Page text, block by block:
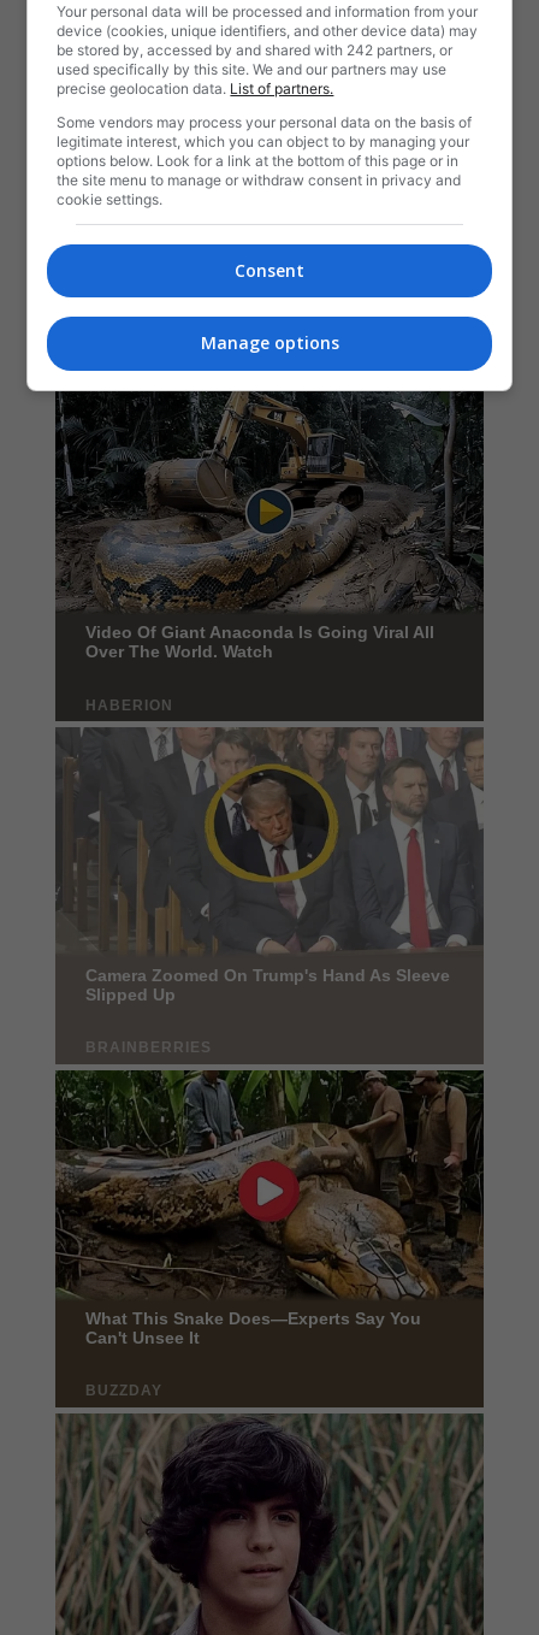
Your personal data will be processed and information from your
device (cookies, unique identifiers, and other device data) may
be stored by, accessed by and shared with 242 partners, or
used specifically by this site. We and our partners may use
precise geolocation data. List of partners.
Some vendors may process your personal data on the basis of
legitimate interest, which you can object to by managing your
options below. Look for a link at the bottom of this page or in
the site menu to manage or withdraw consent in privacy and
cookie settings.
Consent
Manage options